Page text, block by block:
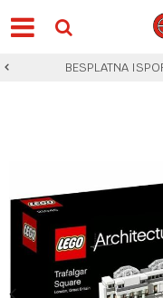
BESPLATNA